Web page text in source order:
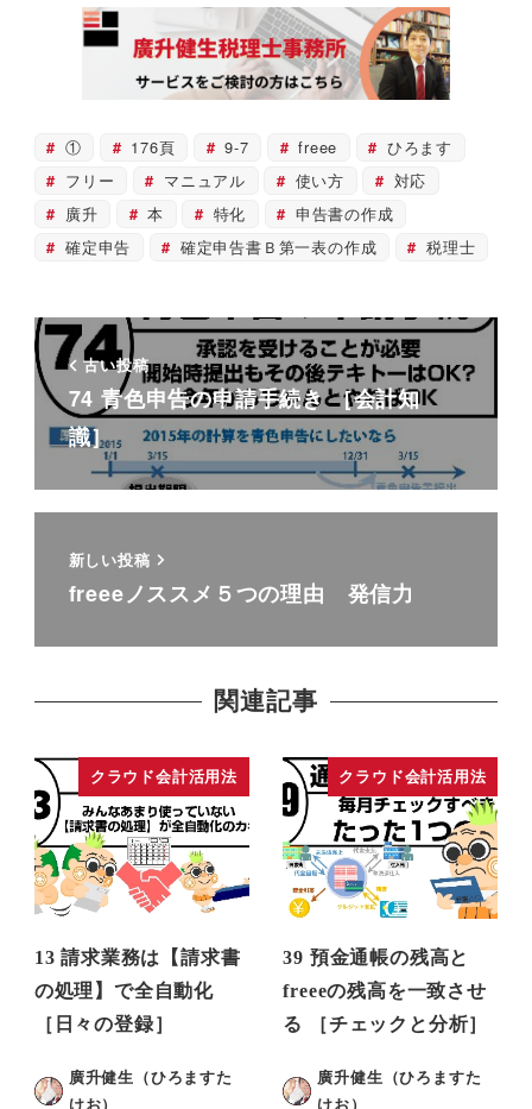
① 176頁 9-7 freee
ひろます
フリー
マニュアル 使い方
対応
廣升
本 特化
申告書の作成
確定申告
確定申告書Ｂ第一表の作成 税理士
古い投稿
74 青色申告の申請手続き ［会計知
識］
新しい投稿
freeeノススメ５つの理由 発信力
関連記事
クラウド会計活用法
13 請求業務は【請求書
の処理】で全自動化
［日々の登録］
廣升健生（ひろますた
けお）
クラウド会計活用法
39 預金通帳の残高と
freeeの残高を一致させ
る ［チェックと分析］
廣升健生（ひろますた
けお）